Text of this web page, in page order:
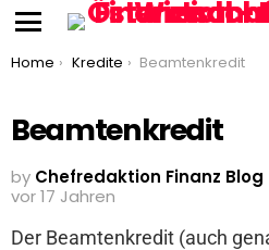
You are here:
Home Kredite Beamtenkredit
Beamtenkredit
by Chefredaktion Finanz Blog
vor 17 Jahren
Der Beamtenkredit (auch